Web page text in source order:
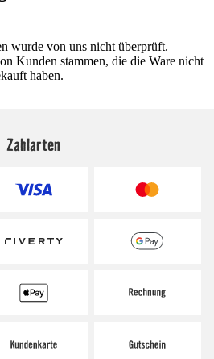
wurde von uns nicht überprüft.
Kunden stammen, die die Ware nicht
haben.
Zahlarten